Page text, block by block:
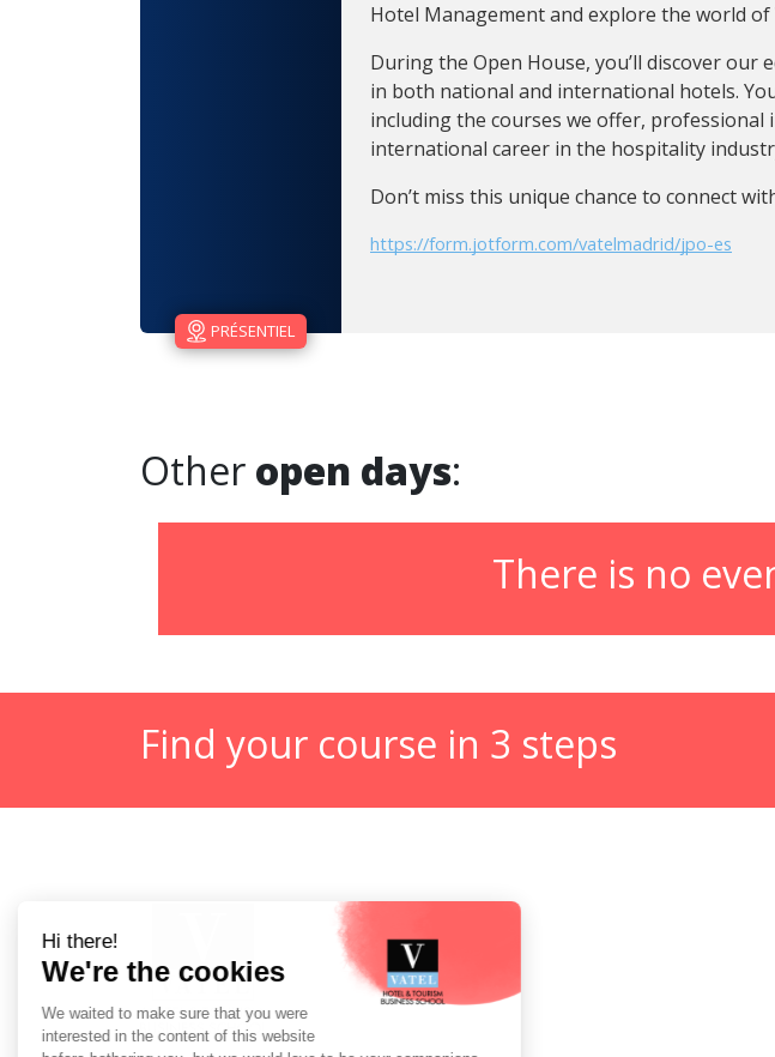
PRÉSENTIEL
Hotel Management and explore the world
During the Open House, you’ll discover
in both national and international hotels.
including the courses we offer,
international career in the hospitality
Don’t miss this unique chance to connect
https://form.jotform.com/vatelmadrid/jpo-es
Other open days:
There is no
Find your course in 3 steps